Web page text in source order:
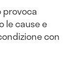
provoca
le cause e
con